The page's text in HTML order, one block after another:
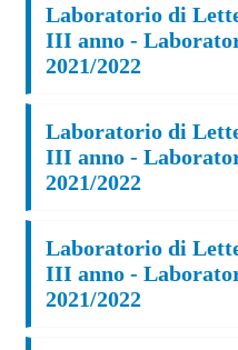
Laboratorio di
III anno -
2021/2022
Laboratorio di
III anno -
2021/2022
Laboratorio di
III anno -
2021/2022